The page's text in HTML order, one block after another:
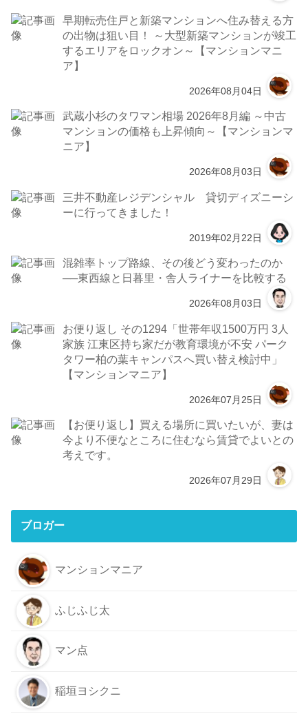
早期転売住戸と新築マンションへ住み替える方
の出物は狙い目！ ～大型新築マンションが竣工
するエリアをロックオン～【マンションマニ
ア】
2026年08月04日
武蔵小杉のタワマン相場 2026年8月編 ～中古
マンションの価格も上昇傾向～【マンションマ
ニア】
2026年08月03日
三井不動産レジデンシャル 貸切ディズニーシ
ーに行ってきました！
2019年02月22日
混雑率トップ路線、その後どう変わったのか
──東西線と日暮里・舎人ライナーを比較する
2026年08月03日
お便り返し その1294「世帯年収1500万円 3人
家族 江東区持ち家だが教育環境が不安 パーク
タワー柏の葉キャンパスへ買い替え検討中」
【マンションマニア】
2026年07月25日
【お便り返し】買える場所に買いたいが、妻は
今より不便なところに住むなら賃貸でよいとの
考えです。
2026年07月29日
ブロガー
マンションマニア
ふじふじ太
マン点
稲垣ヨシクニ